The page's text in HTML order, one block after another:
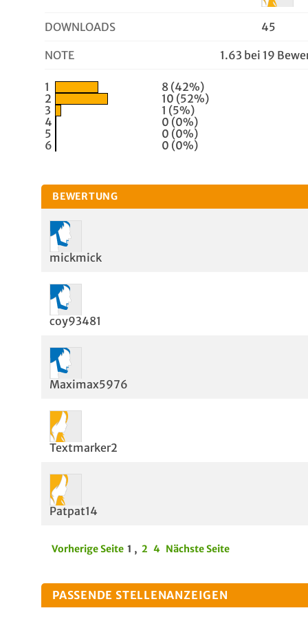
DOWNLOADS 45
NOTE 1.63 bei 19
1
8 (42%)
2
10 (52%)
3
1 (5%)
4
0 (0%)
5
0 (0%)
6
0 (0%)
BEWERTUNG
mickmick
coy93481
Maximax5976
Textmarker2
Patpat14
Vorherige Seite 1 , 2 4 Nächste Seite
PASSENDE STELLENANZEIGEN